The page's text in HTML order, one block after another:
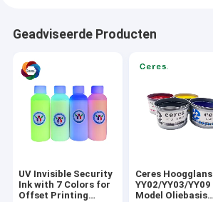
Geadviseerde Producten
UV Invisible Security
Ink with 7 Colors for
Offset Printing
Ceres Hoogglans
YY02/YY03/YY09
Model Oliebasis